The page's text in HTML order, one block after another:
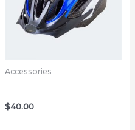
Accessories
$40.00